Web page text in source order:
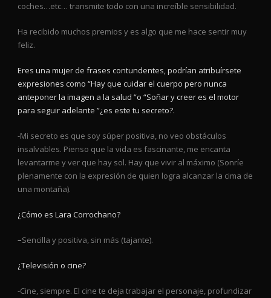
coches…etc… transmite todo con una increíble sensibilidad.
Ha recibido muchos premios y es algo que me hace sentir muy
feliz.
Eres una mujer de frases contundentes, podrían atribuírsete
expresiones como “Hay que cuidar el cuerpo pero nunca
anteponer la imagen a la salud “o “Soñar y creer es el motor
para seguir adelante ”¿es este tu secreto?.
-Mi secreto es que soy súper positiva, no veo obstáculos
insalvables. Pienso que la vida es fascinante, me encanta
levantarme y ver que hay sol. Hay que vivir al máximo (Sonríe
plenamente con la expresión de quien logra alcanzar la cima de
una montaña).
¿Cómo es Lara Corrochano?
–Sencilla y positiva, sin más (tajante).
¿Televisión o cine?
-Cine, siempre. El cine te deja trabajar el personaje, profundizar